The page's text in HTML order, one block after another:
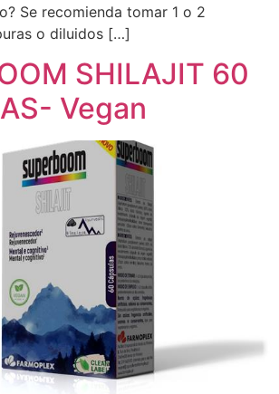
Se recomienda tomar 1 o 2
o diluidos […]
SHILAJIT 60
Vegan